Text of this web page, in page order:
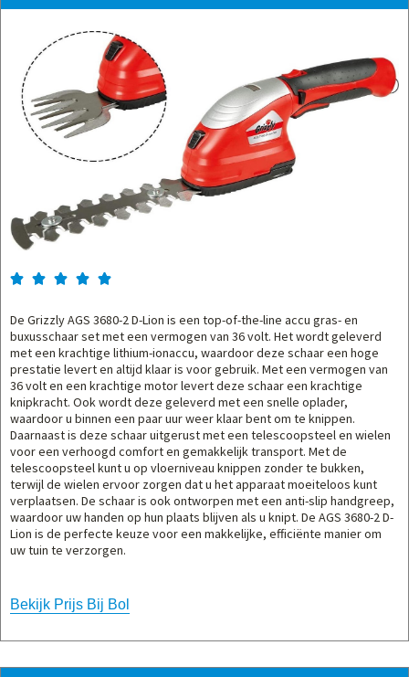
    
De Grizzly AGS 3680-2 D-Lion is een top-of-the-line accu gras- en
buxusschaar set met een vermogen van 36 volt. Het wordt geleverd
met een krachtige lithium-ionaccu, waardoor deze schaar een hoge
prestatie levert en altijd klaar is voor gebruik. Met een vermogen van
36 volt en een krachtige motor levert deze schaar een krachtige
knipkracht. Ook wordt deze geleverd met een snelle oplader,
waardoor u binnen een paar uur weer klaar bent om te knippen.
Daarnaast is deze schaar uitgerust met een telescoopsteel en wielen
voor een verhoogd comfort en gemakkelijk transport. Met de
telescoopsteel kunt u op vloerniveau knippen zonder te bukken,
terwijl de wielen ervoor zorgen dat u het apparaat moeiteloos kunt
verplaatsen. De schaar is ook ontworpen met een anti-slip handgreep,
waardoor uw handen op hun plaats blijven als u knipt. De AGS 3680-2 D-
Lion is de perfecte keuze voor een makkelijke, efficiënte manier om
uw tuin te verzorgen.
Bekijk Prijs Bij Bol